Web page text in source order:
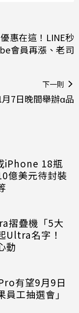
惠在這！LINE秒
會員再漲、老司
下一則
7日晚間舉辦α品
iPhone 18瓶
億美元待封裝
摺疊機「5大
Ultra名字！
動
有望9月9日
工抽選會」